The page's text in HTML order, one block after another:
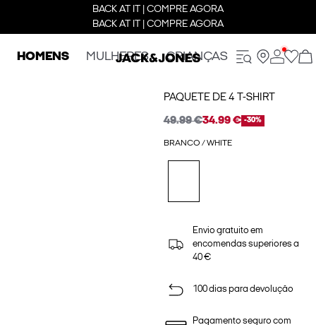
BACK AT IT | COMPRE AGORA
BACK AT IT | COMPRE AGORA
HOMENS MULHERES CRIANÇAS
PAQUETE DE 4 T-SHIRT
49.99 €34.99 € -30%
BRANCO / WHITE
Envio gratuito em
encomendas superiores a
40 €
100 dias para devolução
Pagamento seguro com